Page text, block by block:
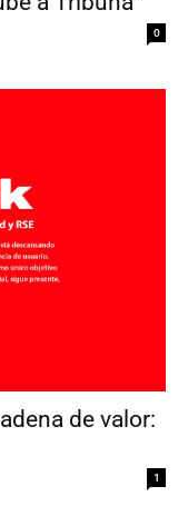
0
de valor:
1